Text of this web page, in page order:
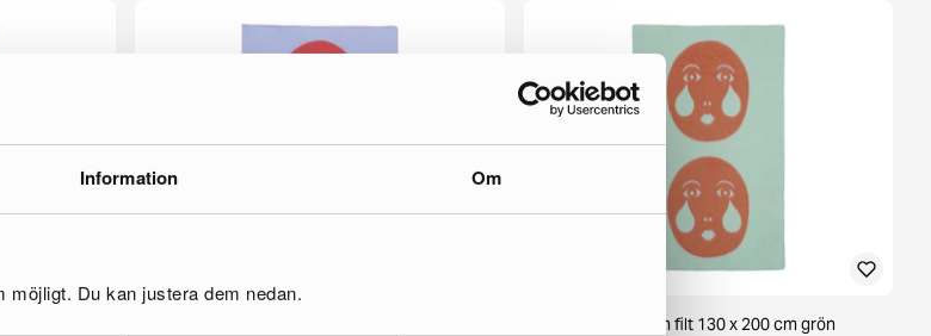
Information Om
Du kan justera dem nedan.
Brita Sweden Moon filt 130 x 200 cm grön